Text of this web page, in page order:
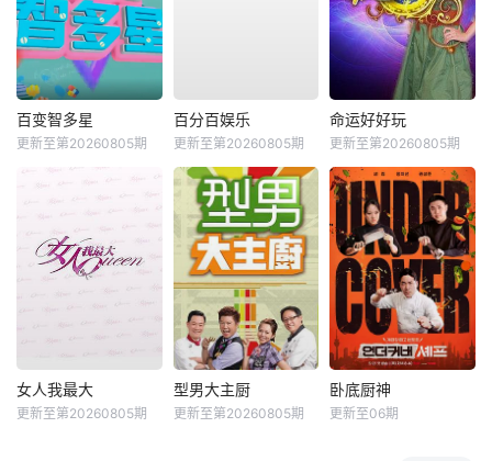
百变智多星
更新至第20260805期
百分百娱乐
更新至第20260805期
命运好好玩
更新至第20260805期
女人我最大
更新至第20260805期
型男大主厨
更新至第20260805期
卧底厨神
更新至06期